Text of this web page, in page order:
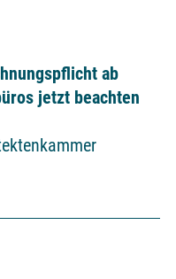
ab
jetzt beachten